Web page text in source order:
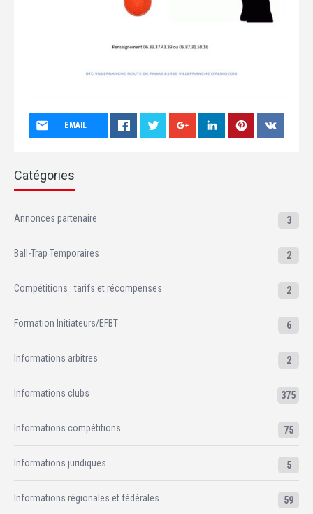
EMAIL
Catégories
Annonces partenaire 3
Ball-Trap Temporaires 2
Compétitions : tarifs et récompenses 2
Formation Initiateurs/EFBT 6
Informations arbitres 2
Informations clubs 375
Informations compétitions 75
Informations juridiques 5
Informations régionales et fédérales 59